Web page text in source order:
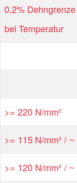
0,2%
bei Temperatur
>= 220 N/mm²
>= 115 N/mm² /
>= 120 N/mm² /